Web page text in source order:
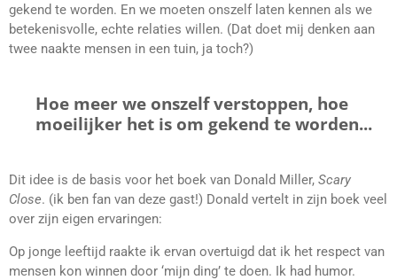
gekend te worden. En we moeten onszelf laten kennen als we
betekenisvolle, echte relaties willen. (Dat doet mij denken aan
twee naakte mensen in een tuin, ja toch?)
Hoe meer we onszelf verstoppen, hoe
moeilijker het is om gekend te worden...
Dit idee is de basis voor het boek van Donald Miller, Scary
Close. (ik ben fan van deze gast!) Donald vertelt in zijn boek veel
over zijn eigen ervaringen:
Op jonge leeftijd raakte ik ervan overtuigd dat ik het respect van
mensen kon winnen door ‘mijn ding’ te doen. Ik had humor.